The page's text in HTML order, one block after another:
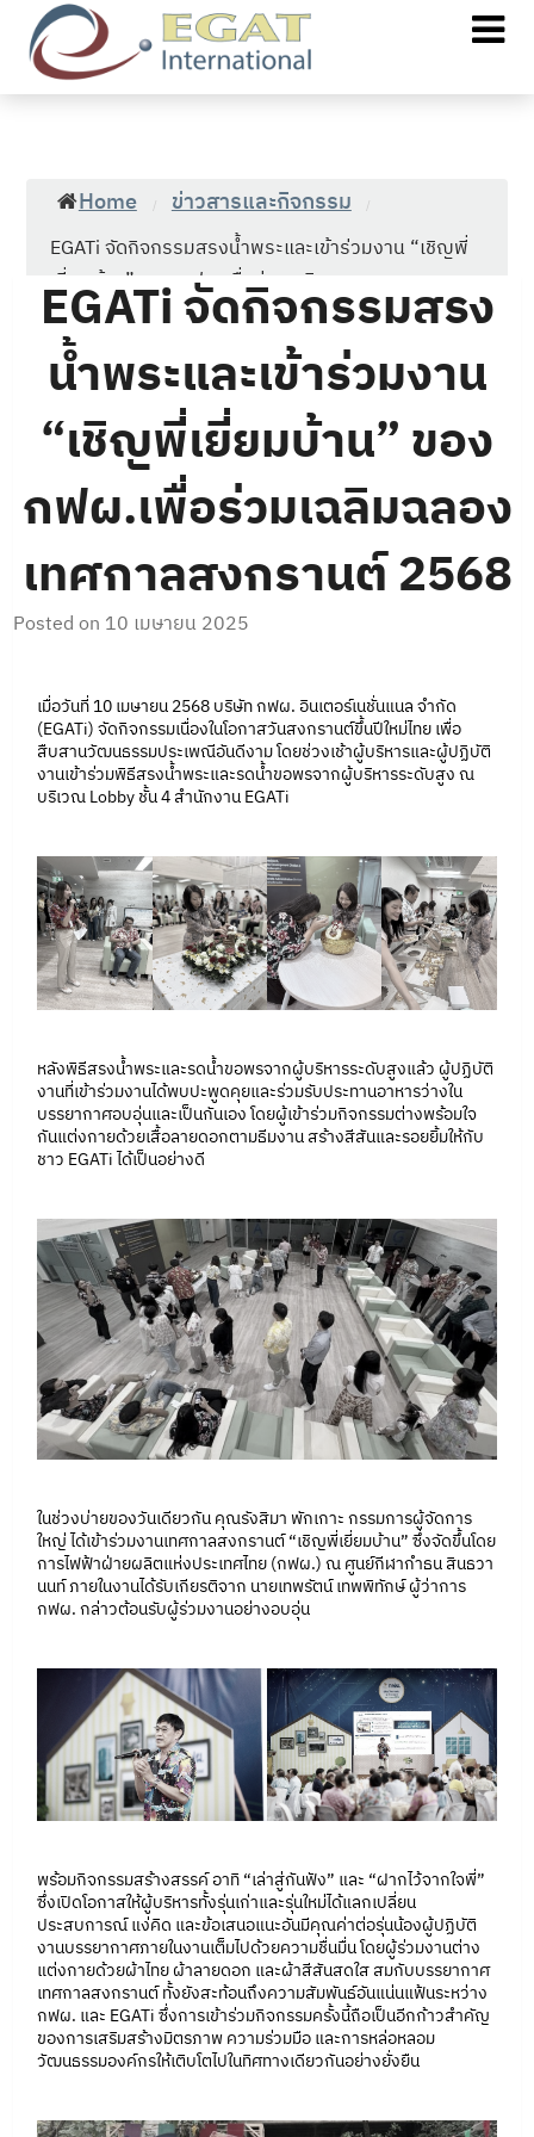
Home / ข่าวสารและกิจกรรม /
EGATi จัดกิจกรรมสรงน้ำพระและเข้าร่วมงาน “เชิญพี่
เยี่ยมบ้าน” ของ กฟผ.เพื่อร่วมเฉลิมฉลองเทศกาล
สงกรานต์ 2568
EGATi จัดกิจกรรมสรง
น้ำพระและเข้าร่วมงาน
“เชิญพี่เยี่ยมบ้าน” ของ
กฟผ.เพื่อร่วมเฉลิมฉลอง
เทศกาลสงกรานต์ 2568
Posted on 10 เมษายน 2025
เมื่อวันที่ 10 เมษายน 2568 บริษัท กฟผ. อินเตอร์เนชั่นแนล จำกัด
(EGATi) จัดกิจกรรมเนื่องในโอกาสวันสงกรานต์ขึ้นปีใหม่ไทย เพื่อ
สืบสานวัฒนธรรมประเพณีอันดีงาม โดยช่วงเช้าผู้บริหารและผู้ปฏิบัติ
งานเข้าร่วมพิธีสรงน้ำพระและรดน้ำขอพรจากผู้บริหารระดับสูง ณ
บริเวณ Lobby ชั้น 4 สำนักงาน EGATi
หลังพิธีสรงน้ำพระและรดน้ำขอพรจากผู้บริหารระดับสูงแล้ว ผู้ปฏิบัติ
งานที่เข้าร่วมงานได้พบปะพูดคุยและร่วมรับประทานอาหารว่างใน
บรรยากาศอบอุ่นและเป็นกันเอง โดยผู้เข้าร่วมกิจกรรมต่างพร้อมใจ
กันแต่งกายด้วยเสื้อลายดอกตามธีมงาน สร้างสีสันและรอยยิ้มให้กับ
ชาว EGATi ได้เป็นอย่างดี
ในช่วงบ่ายของวันเดียวกัน คุณรังสิมา พักเกาะ กรรมการผู้จัดการ
ใหญ่ ได้เข้าร่วมงานเทศกาลสงกรานต์ “เชิญพี่เยี่ยมบ้าน” ซึ่งจัดขึ้นโดย
การไฟฟ้าฝ่ายผลิตแห่งประเทศไทย (กฟผ.) ณ ศูนย์กีฬากำธน สินธวา
นนท์ ภายในงานได้รับเกียรติจาก นายเทพรัตน์ เทพพิทักษ์ ผู้ว่าการ
กฟผ. กล่าวต้อนรับผู้ร่วมงานอย่างอบอุ่น
พร้อมกิจกรรมสร้างสรรค์ อาทิ “เล่าสู่กันฟัง” และ “ฝากไว้จากใจพี่”
ซึ่งเปิดโอกาสให้ผู้บริหารทั้งรุ่นเก่าและรุ่นใหม่ได้แลกเปลี่ยน
ประสบการณ์ แง่คิด และข้อเสนอแนะอันมีคุณค่าต่อรุ่นน้องผู้ปฏิบัติ
งานบรรยากาศภายในงานเต็มไปด้วยความชื่นมื่น โดยผู้ร่วมงานต่าง
แต่งกายด้วยผ้าไทย ผ้าลายดอก และผ้าสีสันสดใส สมกับบรรยากาศ
เทศกาลสงกรานต์ ทั้งยังสะท้อนถึงความสัมพันธ์อันแน่นแฟ้นระหว่าง
กฟผ. และ EGATi ซึ่งการเข้าร่วมกิจกรรมครั้งนี้ถือเป็นอีกก้าวสำคัญ
ของการเสริมสร้างมิตรภาพ ความร่วมมือ และการหล่อหลอม
วัฒนธรรมองค์กรให้เติบโตไปในทิศทางเดียวกันอย่างยั่งยืน